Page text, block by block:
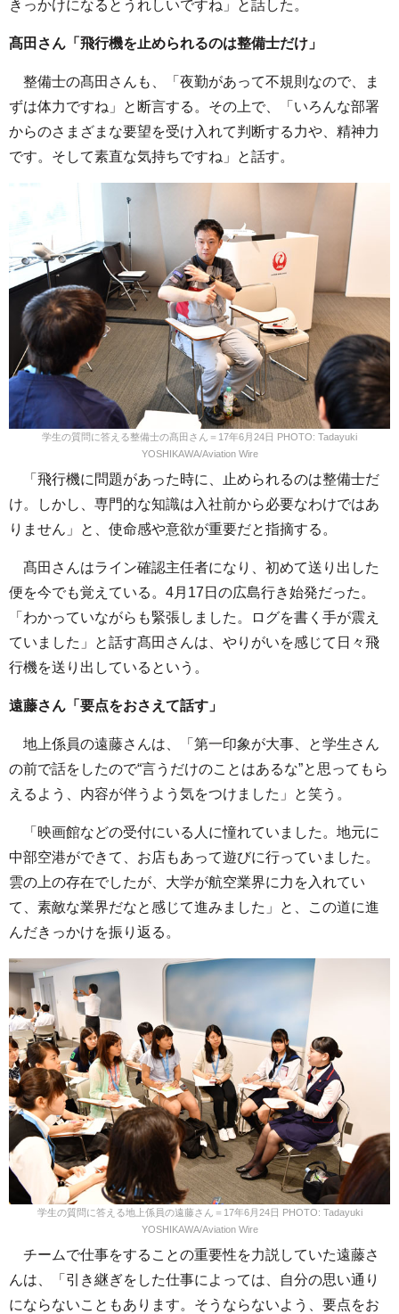
きっかけになるとうれしいですね」と話した。
髙田さん「飛行機を止められるのは整備士だけ」
整備士の髙田さんも、「夜勤があって不規則なので、ま
ずは体力ですね」と断言する。その上で、「いろんな部署
からのさまざまな要望を受け入れて判断する力や、精神力
です。そして素直な気持ちですね」と話す。
学生の質問に答える整備士の髙田さん＝17年6月24日 PHOTO: Tadayuki
YOSHIKAWA/Aviation Wire
「飛行機に問題があった時に、止められるのは整備士だ
け。しかし、専門的な知識は入社前から必要なわけではあ
りません」と、使命感や意欲が重要だと指摘する。
髙田さんはライン確認主任者になり、初めて送り出した
便を今でも覚えている。4月17日の広島行き始発だった。
「わかっていながらも緊張しました。ログを書く手が震え
ていました」と話す髙田さんは、やりがいを感じて日々飛
行機を送り出しているという。
遠藤さん「要点をおさえて話す」
地上係員の遠藤さんは、「第一印象が大事、と学生さん
の前で話をしたので“言うだけのことはあるな”と思ってもら
えるよう、内容が伴うよう気をつけました」と笑う。
「映画館などの受付にいる人に憧れていました。地元に
中部空港ができて、お店もあって遊びに行っていました。
雲の上の存在でしたが、大学が航空業界に力を入れてい
て、素敵な業界だなと感じて進みました」と、この道に進
んだきっかけを振り返る。
学生の質問に答える地上係員の遠藤さん＝17年6月24日 PHOTO: Tadayuki
YOSHIKAWA/Aviation Wire
チームで仕事をすることの重要性を力説していた遠藤さ
んは、「引き継ぎをした仕事によっては、自分の思い通り
にならないこともあります。そうならないよう、要点をお